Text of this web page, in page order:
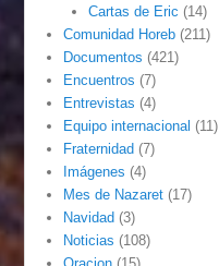
Cartas de Eric (14)
Comunidad Horeb (211)
Documentos (421)
Encuentros (7)
Entrevistas (4)
Equipo internacional (11)
Fraternidad (7)
Imágenes (4)
Mes de Nazaret (17)
Navidad (3)
Noticias (108)